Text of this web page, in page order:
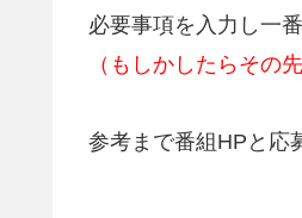
必要事項を入力し一
（もしかしたらその
参考まで番組HPと応